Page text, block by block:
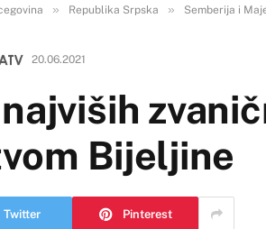
» Republika Srpska » Semberija i
20.06.2021
Bijeljine
Twitter Pinterest